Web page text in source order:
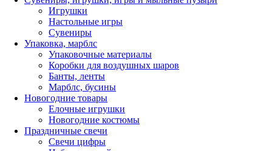
Игрушки
Настольные игры
Сувениры
Упаковка, марблс
Упаковочные материалы
Коробки для воздушных шаров
Банты, ленты
Марблс, бусины
Новогодние товары
Елочные игрушки
Новогодние костюмы
Праздничные свечи
Свечи цифры